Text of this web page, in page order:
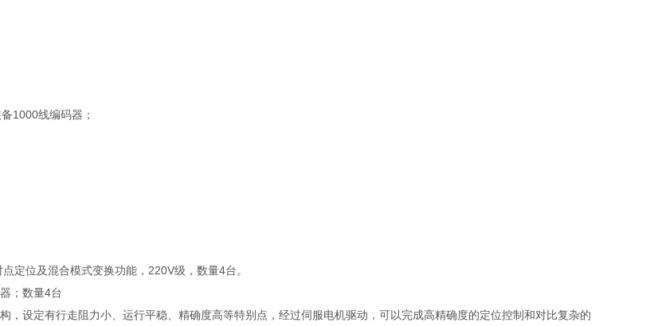
1000线编码器；
定位及混合模式变换功能，220V级，数量4台。
；数量4台
，设定有行走阻力小、运行平稳、精确度高等特别点，经过伺服电机驱动，可以完成高精确度的定位控制和对比复杂的